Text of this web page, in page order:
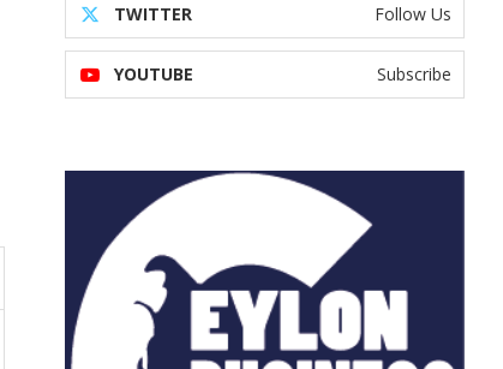
TWITTER Follow Us
YOUTUBE Subscribe